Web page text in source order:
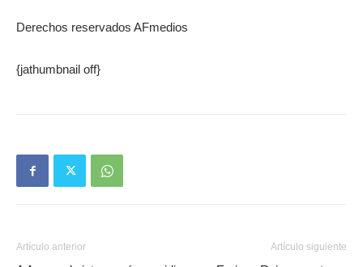
Derechos reservados AFmedios
{jathumbnail off}
Artículo anterior Artículo siguiente